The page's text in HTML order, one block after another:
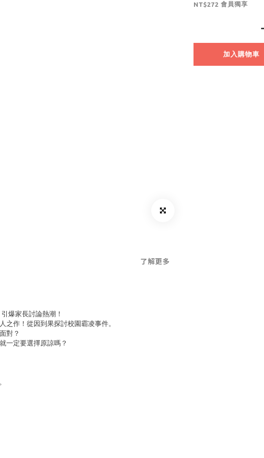
NT$272 會員獨享
加入購物車
了解更多
爆家長討論熱潮！
作！從因到果探討校園霸凌事件。
對？
一定要選擇原諒嗎？